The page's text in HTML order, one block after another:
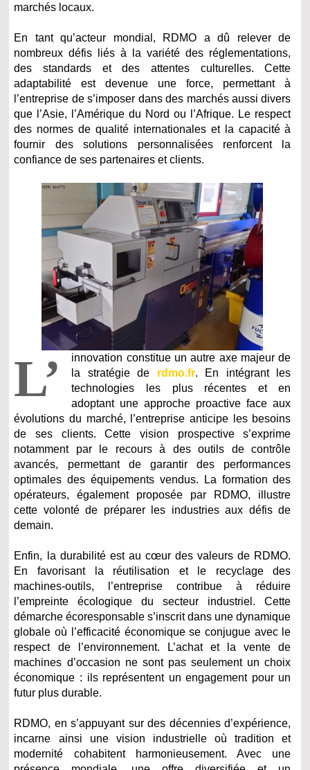
marchés locaux.
En tant qu’acteur mondial, RDMO a dû relever de
nombreux défis liés à la variété des réglementations,
des standards et des attentes culturelles. Cette
adaptabilité est devenue une force, permettant à
l’entreprise de s’imposer dans des marchés aussi divers
que l’Asie, l’Amérique du Nord ou l’Afrique. Le respect
des normes de qualité internationales et la capacité à
fournir des solutions personnalisées renforcent la
confiance de ses partenaires et clients.
L’
innovation constitue un autre axe majeur de
la stratégie de rdmo.fr. En intégrant les
technologies les plus récentes et en
adoptant une approche proactive face aux
évolutions du marché, l’entreprise anticipe les besoins
de ses clients. Cette vision prospective s’exprime
notamment par le recours à des outils de contrôle
avancés, permettant de garantir des performances
optimales des équipements vendus. La formation des
opérateurs, également proposée par RDMO, illustre
cette volonté de préparer les industries aux défis de
demain.
Enfin, la durabilité est au cœur des valeurs de RDMO.
En favorisant la réutilisation et le recyclage des
machines-outils, l’entreprise contribue à réduire
l’empreinte écologique du secteur industriel. Cette
démarche écoresponsable s’inscrit dans une dynamique
globale où l’efficacité économique se conjugue avec le
respect de l’environnement. L’achat et la vente de
machines d’occasion ne sont pas seulement un choix
économique : ils représentent un engagement pour un
futur plus durable.
RDMO, en s’appuyant sur des décennies d’expérience,
incarne ainsi une vision industrielle où tradition et
modernité cohabitent harmonieusement. Avec une